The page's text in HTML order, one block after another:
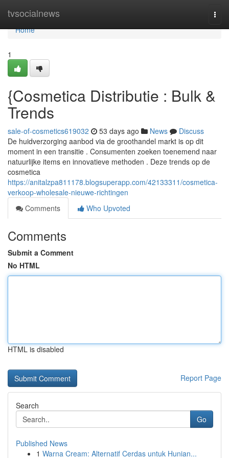
tvsocialnews
Home
Home
1
{Cosmetica Distributie : Bulk &
Trends
sale-of-cosmetics619032 53 days ago News
Discuss
De huidverzorging aanbod via de groothandel markt is op dit
moment in een transitie . Consumenten zoeken toenemend naar
natuurlijke items en innovatieve methoden . Deze trends op de
cosmetica
https://anitalzpa811178.blogsuperapp.com/42133311/cosmetica-
verkoop-wholesale-nieuwe-richtingen
Comments
Who Upvoted
Comments
Submit a Comment
No HTML
HTML is disabled
Report Page
Search
Go
Published News
1 Warna Cream: Alternatif Cerdas untuk Hunian...